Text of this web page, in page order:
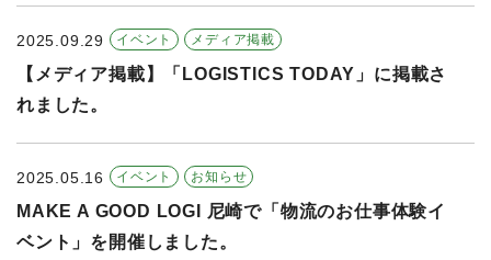
2025.09.29 イベント メディア掲載
【メディア掲載】「LOGISTICS TODAY」に掲載さ
れました。
2025.05.16 イベント お知らせ
MAKE A GOOD LOGI 尼崎で「物流のお仕事体験イ
ベント」を開催しました。